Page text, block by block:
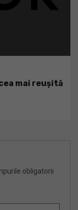
mai reușită
obligatorii